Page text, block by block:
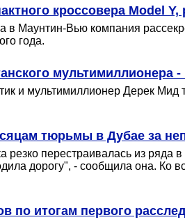
кроссовера Model
в Маунтин-Вью компания
года.
мультимиллионера -
и мультимиллионер Дерек Мид
тюрьмы в Дубае за
резко перестраивалась из
дорогу", - сообщила она.
по итогам первого